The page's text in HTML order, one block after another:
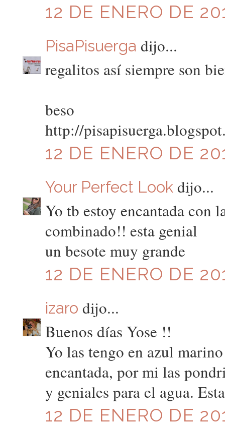
12 DE ENERO DE
PisaPisuerga dijo...
regalitos así siempre son
beso
http://
12 DE ENERO DE
Your Perfect Lookdijo...
Yo tb estoy encantada con
combinado!! esta genial
un besote muy grande
12 DE ENERO DE
izaro dijo...
Buenos días Yose !!
Yo las tengo en azul
encantada, por mi las
y geniales para el agua.
12 DE ENERO DE